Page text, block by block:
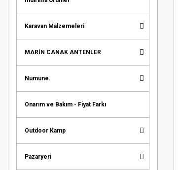
Karavan Malzemeleri
MARİN CANAK ANTENLER
Numune.
Onarım ve Bakım - Fiyat Farkı
Outdoor Kamp
Pazaryeri